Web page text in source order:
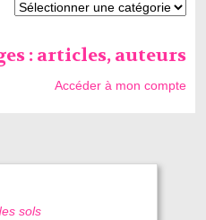
: articles, auteurs
Accéder à mon compte
sols